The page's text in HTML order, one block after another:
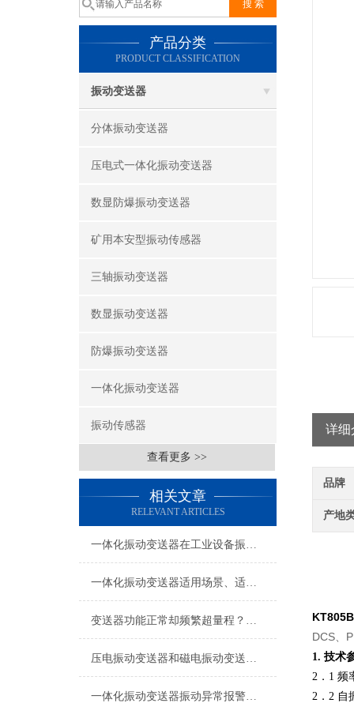
产品分类
PRODUCT CLASSIFICATION
振动变送器
分体振动变送器
压电式一体化振动变送器
数显防爆振动变送器
矿用本安型振动传感器
三轴振动变送器
数显振动变送器
防爆振动变送器
一体化振动变送器
振动传感器
查看更多 >>
相关文章
RELEVANT ARTICLES
一体化振动变送器在工业设备振动监测中的应用技术解析
一体化振动变送器适用场景、适用设备及安装位置详解
变送器功能正常却频繁超量程？电机现场振动问题深度排查指南
压电振动变送器和磁电振动变送器在使用上的区别
一体化振动变送器振动异常报警与预警设置技术指南
详细
品牌
产地
DCS、
1. 技术
2．1 频
2．2 自